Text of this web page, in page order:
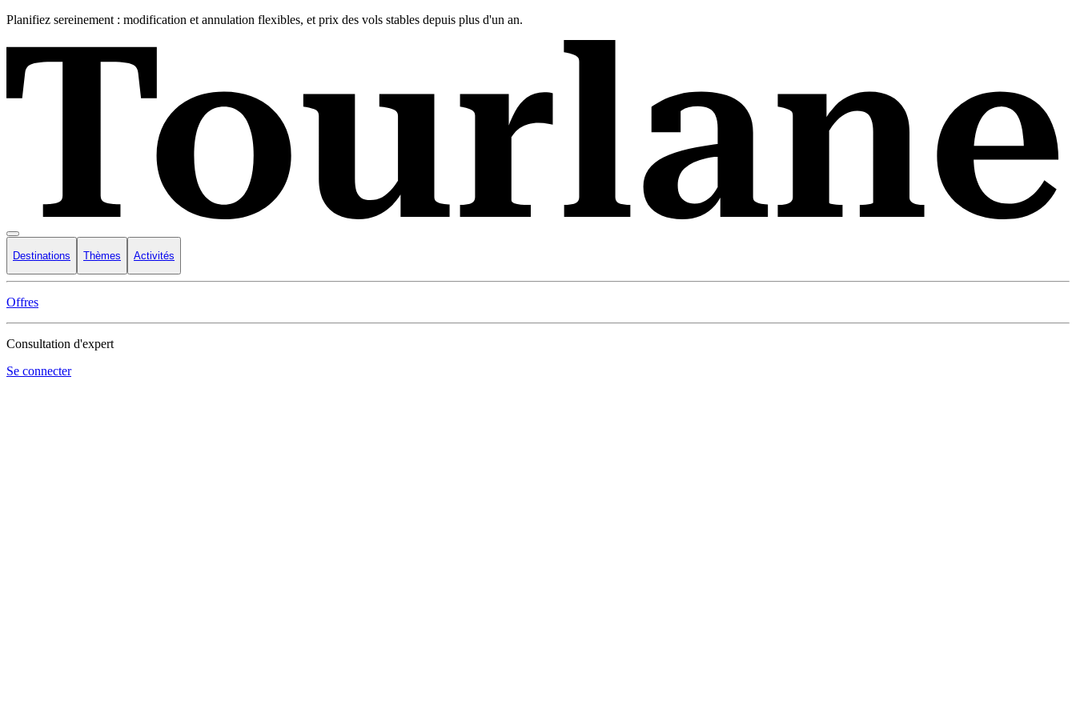
Planifiez sereinement : modification et annulation flexibles, et prix des vols stables depuis plus d'un an.
Destinations Thèmes Activités
Offres
Consultation d'expert
Se connecter